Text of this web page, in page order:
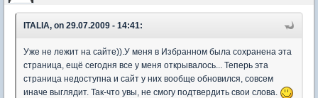
ITALIA, on 29.07.2009 - 14:41:
Уже не лежит на сайте)).У меня в Избранном была сохранена эта
страница, ещё сегодня все у меня открывалось... Теперь эта
страница недоступна и сайт у них вообще обновился, совсем
иначе выглядит. Так-что увы, не смогу подтвердить свои слова.